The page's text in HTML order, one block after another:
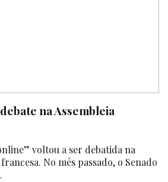
na Assembleia
” voltou a ser debatida na
No mês passado, o Senado